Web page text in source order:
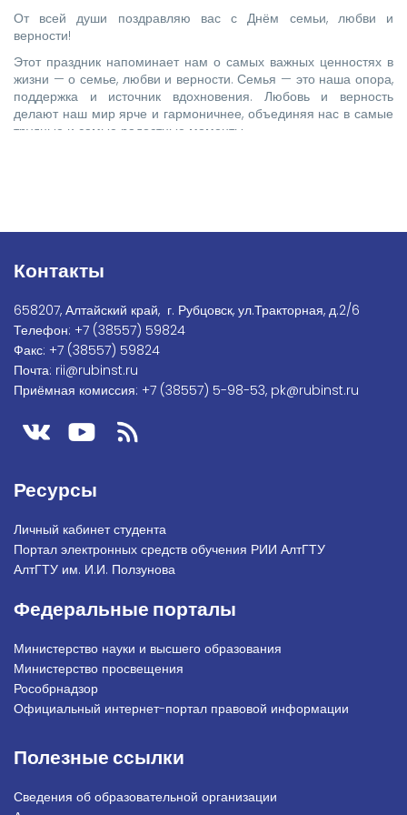
От всей души поздравляю вас с Днём семьи, любви и
верности!
Этот праздник напоминает нам о самых важных ценностях в
жизни — о семье, любви и верности. Семья — это наша опора,
поддержка и источник вдохновения. Любовь и верность
делают наш мир ярче и гармоничнее, объединяя нас в самые
трудные и самые радостные моменты.
Контакты
658207, Алтайский край, г. Рубцовск, ул.Тракторная, д.2/6
Телефон: +7 (38557) 59824
Факс: +7 (38557) 59824
Почта: rii@rubinst.ru
Приёмная комиссия: +7 (38557) 5-98-53, pk@rubinst.ru
Ресурсы
Личный кабинет студента
Портал электронных средств обучения РИИ АлтГТУ
АлтГТУ им. И.И. Ползунова
Федеральные порталы
Министерство науки и высшего образования
Министерство просвещения
Рособрнадзор
Официальный интернет-портал правовой информации
Полезные ссылки
Сведения об образовательной организации